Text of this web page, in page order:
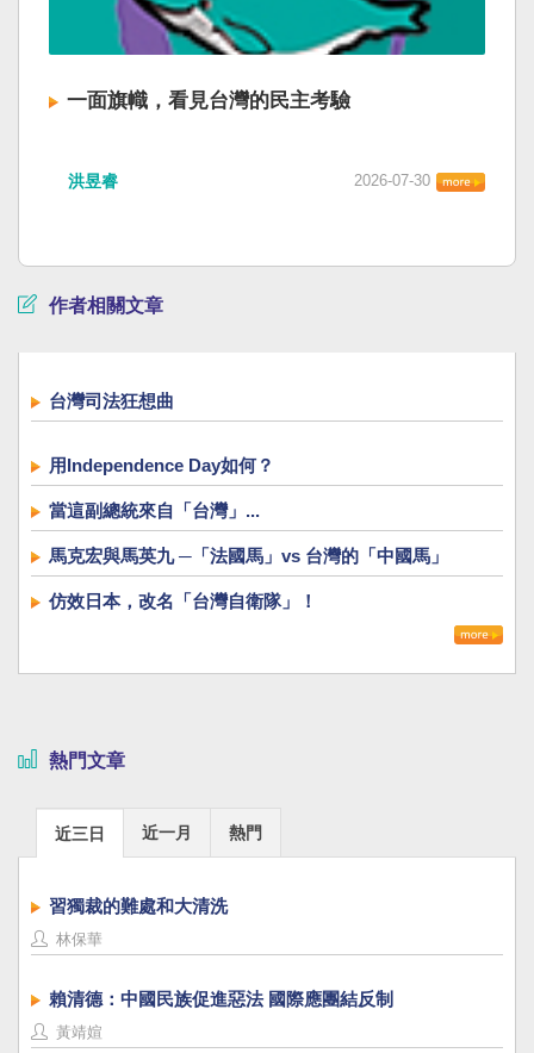
一面旗幟，看見台灣的民主考驗
洪昱睿 2026-07-30
作者相關文章
台灣司法狂想曲
用Independence Day如何？
當這副總統來自「台灣」...
馬克宏與馬英九 ─「法國馬」vs 台灣的「中國馬」
仿效日本，改名「台灣自衛隊」！
熱門文章
近三日 近一月 熱門
習獨裁的難處和大清洗
林保華
賴清德：中國民族促進惡法 國際應團結反制
黃靖媗